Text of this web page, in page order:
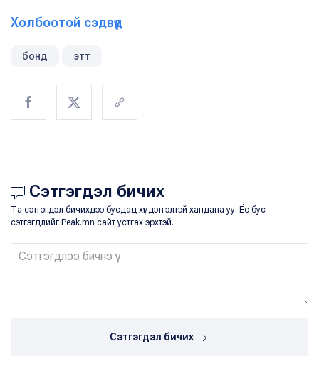
Холбоотой сэдвүүд
бонд этт
Сэтгэгдэл бичих
Та сэтгэгдэл бичихдээ бусдад хүндэтгэлтэй хандана уу. Ёс бус
сэтгэгдлийг Peak.mn сайт устгах эрхтэй.
Сэтгэгдэл бичих